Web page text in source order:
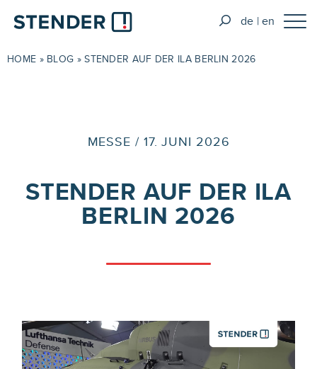
de en
HOME » BLOG »STENDER AUF DER ILA BERLIN 2026
MESSE / 17. JUNI 2026
STENDER AUF DER ILA
BERLIN 2026